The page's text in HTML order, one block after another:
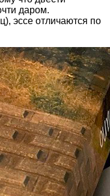
даром.
эссе отличаются по